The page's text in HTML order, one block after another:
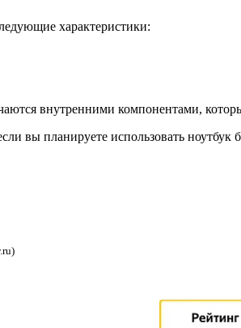
характеристики:
внутренними компонентами,
вы планируете использовать ноутбук